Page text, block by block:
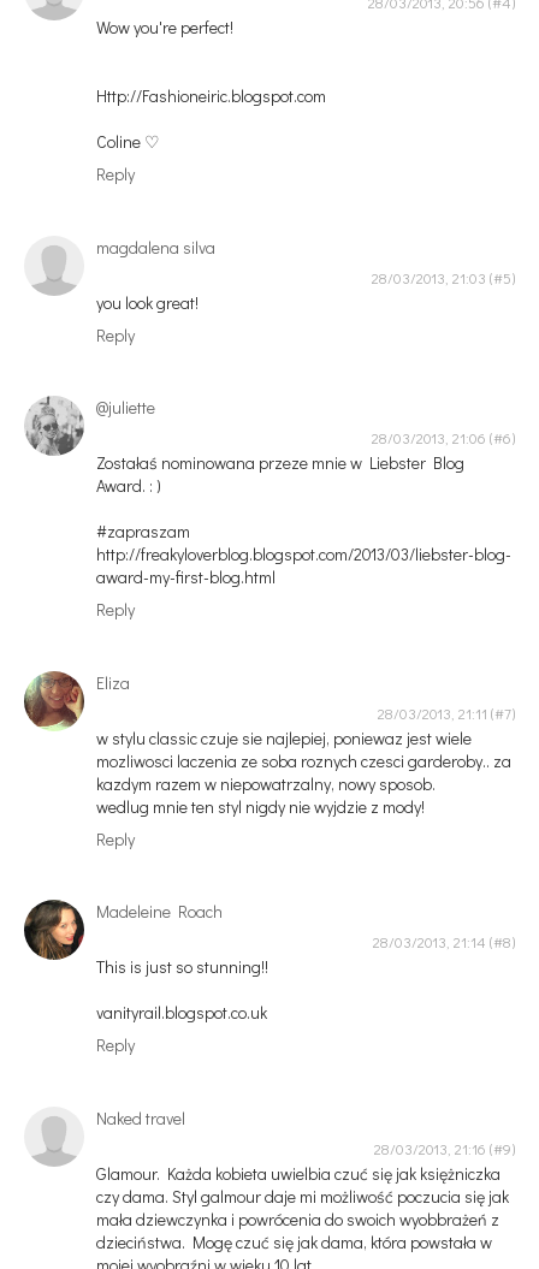
Wow you're perfect!
Http://Fashioneiric.blogspot.com
Coline ♡
Reply
magdalena silva
28/03/2013, 21:03
you look great!
Reply
@juliette
28/03/2013, 21:06
Zostałaś nominowana przeze mnie w Liebster Blog
Award. : )
#zapraszam
http://freakyloverblog.blogspot.com/2013/03/liebster-blog-
award-my-first-blog.html
Reply
Eliza
28/03/2013, 21:11
w stylu classic czuje sie najlepiej, poniewaz jest wiele
mozliwosci laczenia ze soba roznych czesci garderoby.. za
kazdym razem w niepowatrzalny, nowy sposob.
wedlug mnie ten styl nigdy nie wyjdzie z mody!
Reply
Madeleine Roach
28/03/2013, 21:14
This is just so stunning!!
vanityrail.blogspot.co.uk
Reply
Naked travel
28/03/2013, 21:16
Glamour. Każda kobieta uwielbia czuć się jak księżniczka
czy dama. Styl galmour daje mi możliwość poczucia się jak
mała dziewczynka i powrócenia do swoich wyobbrażeń z
dzieciństwa. Mogę czuć się jak dama, która powstała w